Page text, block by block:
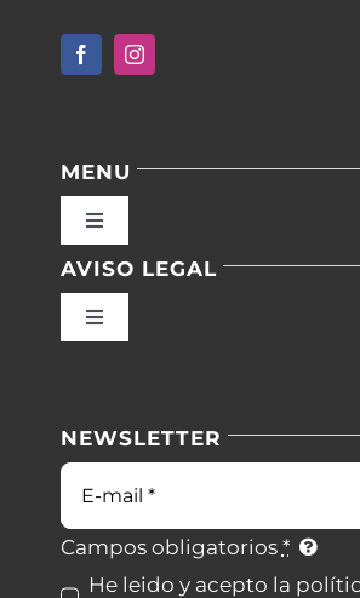
MENU
Toggle
Inicio
Blog
Contacto
AVISO LEGAL
Toggle
Condiciones de uso
Ley de cookies
NEWSLETTER
Correo
electrónico
Campos obligatorios *
He leido y acepto la